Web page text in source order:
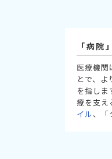
「病院
医療機関
とで、
を指し
療を支え
イル、「